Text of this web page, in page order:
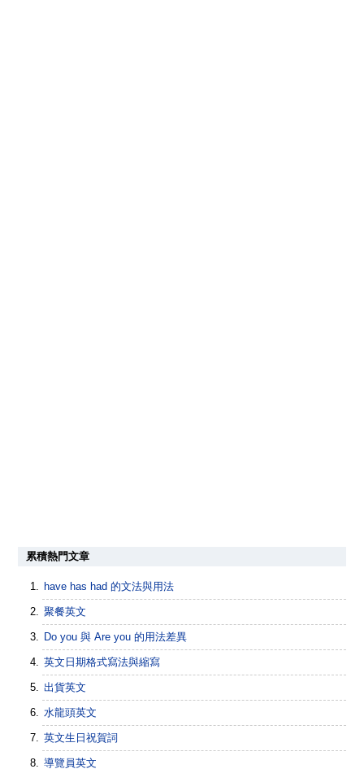
累積熱門文章
have has had 的文法與用法
聚餐英文
Do you 與 Are you 的用法差異
英文日期格式寫法與縮寫
出貨英文
水龍頭英文
英文生日祝賀詞
導覽員英文